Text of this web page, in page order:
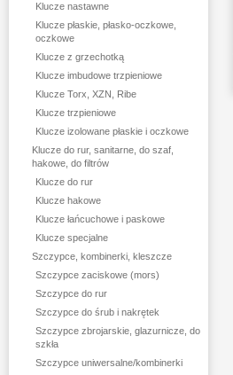
Klucze nastawne
Klucze płaskie, płasko-oczkowe,
oczkowe
Klucze z grzechotką
Klucze imbudowe trzpieniowe
Klucze Torx, XZN, Ribe
Klucze trzpieniowe
Klucze izolowane płaskie i oczkowe
Klucze do rur, sanitarne, do szaf,
hakowe, do filtrów
Klucze do rur
Klucze hakowe
Klucze łańcuchowe i paskowe
Klucze specjalne
Szczypce, kombinerki, kleszcze
Szczypce zaciskowe (mors)
Szczypce do rur
Szczypce do śrub i nakrętek
Szczypce zbrojarskie, glazurnicze, do
szkła
Szczypce uniwersalne/kombinerki